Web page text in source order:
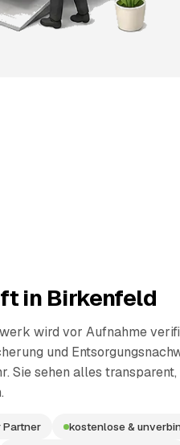
in Birkenfeld
wird vor Aufnahme
und
Sie sehen alles transparent,
Partner kostenlose &